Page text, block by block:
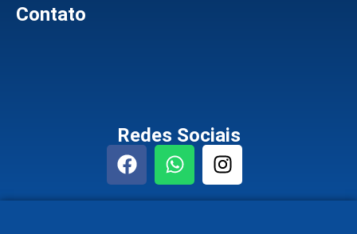
Contato
Redes Sociais